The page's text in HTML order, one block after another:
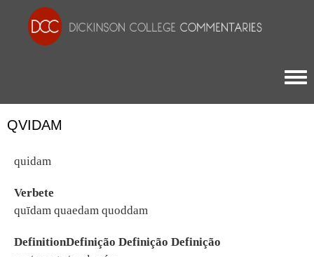
QVIDAM
quidam
Verbete
quīdam quaedam quoddam
DefinitionDefinição Definição Definição